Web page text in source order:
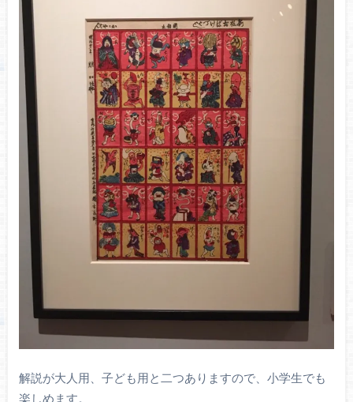
解説が大人用、子ども用と二つありますので、小学生でも
楽しめます。